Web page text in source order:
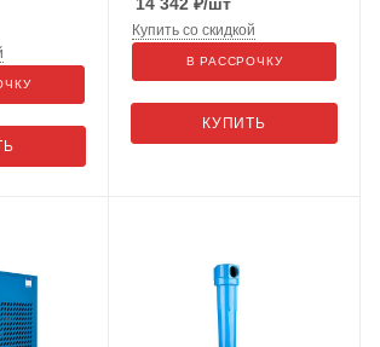
КУПИТЬ
Купить со скидкой
В РАССРОЧКУ